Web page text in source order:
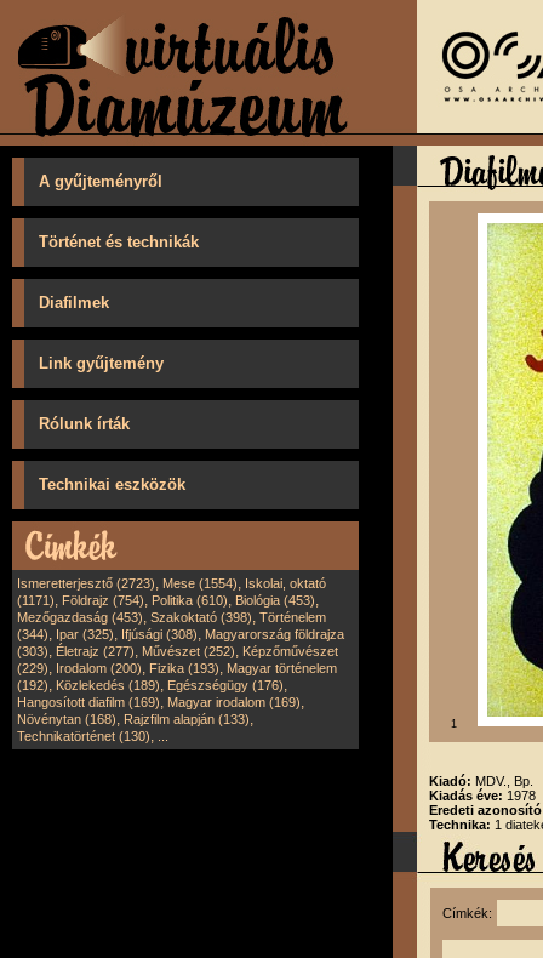
A gyűjteményről
Történet és technikák
Diafilmek
Link gyűjtemény
Rólunk írták
Technikai eszközök
Ismeretterjesztő (2723), Mese (1554), Iskolai, oktató
(1171), Földrajz (754), Politika (610), Biológia (453),
Mezőgazdaság (453), Szakoktató (398), Történelem
(344), Ipar (325), Ifjúsági (308), Magyarország földrajza
(303), Életrajz (277), Művészet (252), Képzőművészet
(229), Irodalom (200), Fizika (193), Magyar történelem
(192), Közlekedés (189), Egészségügy (176),
Hangosított diafilm (169), Magyar irodalom (169),
Növénytan (168), Rajzfilm alapján (133),
Technikatörténet (130),
1
Kiadó: MDV., Bp.
Kiadás éve: 1978
Eredeti
Technika: 1
Címkék: